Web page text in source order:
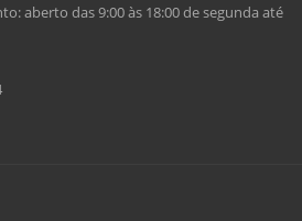
aberto das 9:00 às 18:00 de segunda até